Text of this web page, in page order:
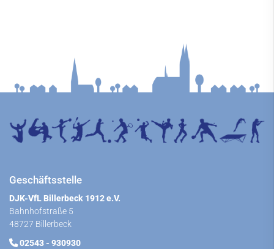
Geschäftsstelle
DJK-VfL Billerbeck 1912 e.V.
Bahnhofstraße 5
48727 Billerbeck
02543 - 930930